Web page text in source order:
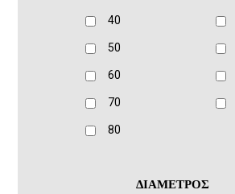
40
50
60
70
80
ΔΙΑΜΕΤΡΟΣ